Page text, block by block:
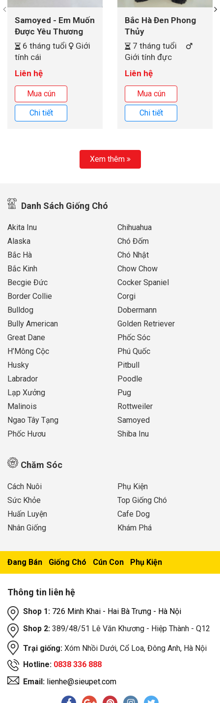
Samoyed - Em Muốn
Được Yêu Thương
6 tháng tuổi
Giới
tính cái
Liên hệ
Mua cún
Chi tiết
Bắc Hà Đen Phong
Thủy
7 tháng tuổi
Giới tính đực
Liên hệ
Mua cún
Chi tiết
Xem thêm
Danh Sách Giống Chó
Akita Inu
Alaska
Bắc Hà
Bắc Kinh
Becgie Đức
Border Collie
Bulldog
Bully American
Chihuahua
Chó Đốm
Chó Nhật
Chow Chow
Cocker Spaniel
Corgi
Dobermann
Golden Retriever
Great Dane
H’Mông Cộc
Husky
Labrador
Lạp Xưởng
Malinois
Ngao Tây Tạng
Phốc Hươu
Phốc Sóc
Phú Quốc
Pitbull
Poodle
Pug
Rottweiler
Samoyed
Shiba Inu
Chăm Sóc
Cách Nuôi
Sức Khỏe
Huấn Luyện
Nhân Giống
Phụ Kiện
Top Giống Chó
Cafe Dog
Khám Phá
Đang Bán Giống Chó Cún Con Phụ Kiện
Thông tin liên hệ
Shop 1: 726 Minh Khai - Hai Bà Trưng - Hà Nội
Shop 2: 389/48/51 Lê Văn Khương - Hiệp Thành - Q12
Trại giống: Xóm Nhồi Dưới, Cổ Loa, Đông Anh, Hà Nội
Hotline: 0838 336 888
Email: lienhe@sieupet.com